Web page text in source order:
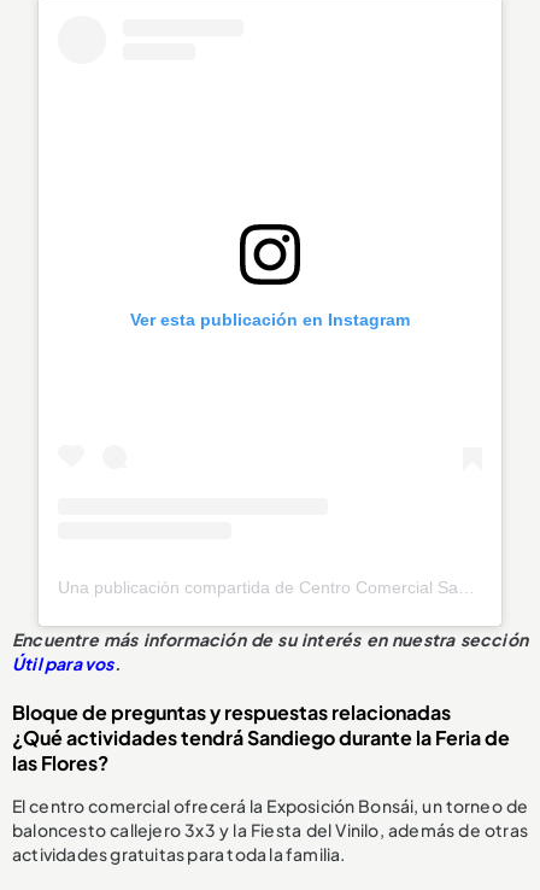
Ver esta publicación en Instagram
Una publicación compartida de Centro Comercial Sandiego (@sandiegocc)
Encuentre más información de su interés en nuestra sección
Útil para vos.
Bloque de preguntas y respuestas relacionadas
¿Qué actividades tendrá Sandiego durante la Feria de
las Flores?
El centro comercial ofrecerá la Exposición Bonsái, un torneo de
baloncesto callejero 3x3 y la Fiesta del Vinilo, además de otras
actividades gratuitas para toda la familia.